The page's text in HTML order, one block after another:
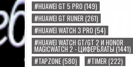
#HUAWEI GT 5 PRO (149)
#HUAWEI GT RUNER (261)
#HUAWEI WATCH 3 PRO (54)
#HUAWEI WATCH GT/GT 2 И HONOR
MAGICWATCH 2 - ЦИФЕРБЛАТЫ(1441)
#TAPZONE(580) #TIMER (222)